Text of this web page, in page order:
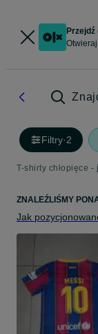
Filtry·2
T-shirty chłopięce
ZNALEŹLIŚMY
Jak